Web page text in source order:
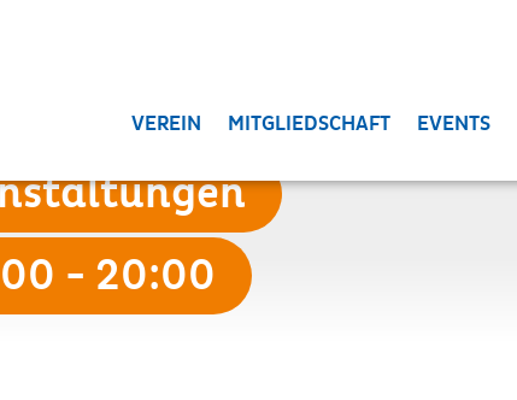
VEREIN MITGLIEDSCHAFT EVENTS
- 20:00